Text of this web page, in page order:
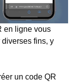
en ligne vous
fins, y
un code QR